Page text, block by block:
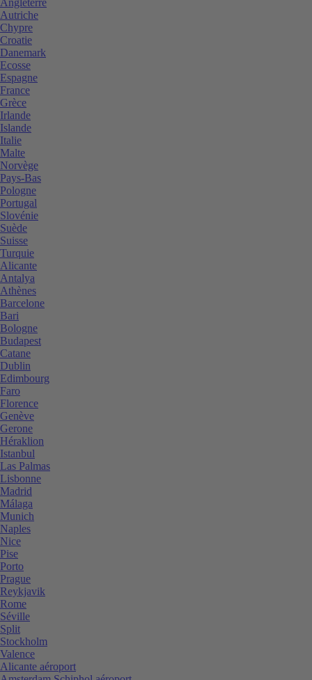
Autriche
Chypre
Croatie
Danemark
Ecosse
Espagne
France
Grèce
Irlande
Islande
Italie
Malte
Norvège
Pays-Bas
Pologne
Portugal
Slovénie
Suède
Suisse
Turquie
Alicante
Antalya
Athènes
Barcelone
Bari
Bologne
Budapest
Catane
Dublin
Edimbourg
Faro
Florence
Genève
Gerone
Héraklion
Istanbul
Las Palmas
Lisbonne
Madrid
Málaga
Munich
Naples
Nice
Pise
Porto
Prague
Reykjavik
Rome
Séville
Split
Stockholm
Valence
Alicante aéroport